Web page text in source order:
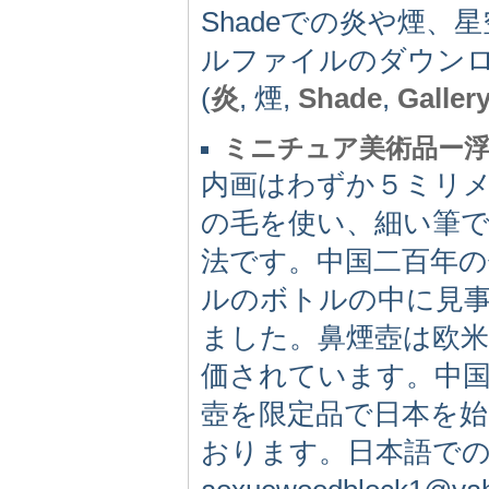
Shadeでの炎や煙、
ルファイルのダウン
(炎, 煙, Shade,
ミニチュア美術品ー
内画はわずか５ミリ
の毛を使い、細い筆
法です。中国二百年
ルのボトルの中に見
ました。鼻煙壺は欧
価されています。中
壺を限定品で日本を
おります。日本語で